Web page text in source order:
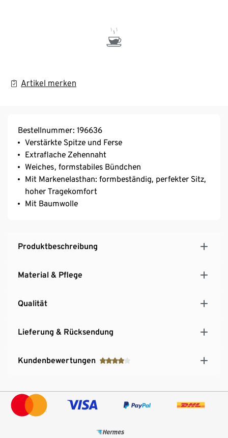
Artikel merken
Bestellnummer: 196636
Verstärkte Spitze und Ferse
Extraflache Zehennaht
Weiches, formstabiles Bündchen
Mit Markenelasthan: formbeständig, perfekter Sitz,
hoher Tragekomfort
Mit Baumwolle
Produktbeschreibung
Material & Pflege
Qualität
Lieferung & Rücksendung
Kundenbewertungen